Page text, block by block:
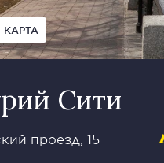
КАРТА
Сити
проезд, 15